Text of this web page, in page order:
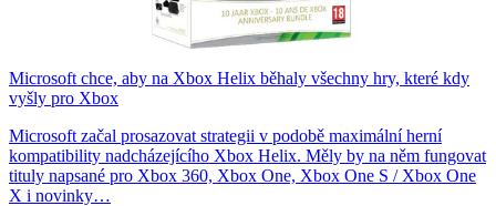
Microsoft chce, aby na Xbox Helix běhaly všechny hry, které kdy
vyšly pro Xbox
Microsoft začal prosazovat strategii v podobě maximální herní
kompatibility nadcházejícího Xbox Helix. Měly by na něm fungovat
tituly napsané pro Xbox 360, Xbox One, Xbox One S / Xbox One
X i novinky…